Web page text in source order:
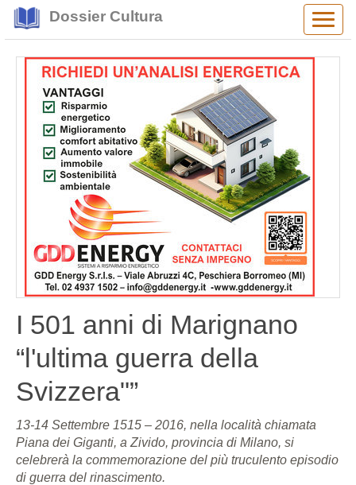
Dossier Cultura
I 501 anni di Marignano
“l'ultima guerra della
Svizzera"”
13-14 Settembre 1515 – 2016, nella località chiamata
Piana dei Giganti, a Zivido, provincia di Milano, si
celebrerà la commemorazione del più truculento episodio
di guerra del rinascimento.